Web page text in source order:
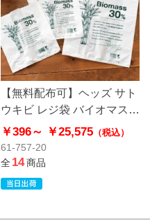
【無料配布可】ヘッズ サト
ウキビ レジ袋 バイオマス
30％配合
￥396～ ￥25,575（税込）
61-757-20
全14商品